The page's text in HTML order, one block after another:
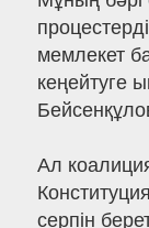
мемлекет
кеңейтуге
Ал
серпін